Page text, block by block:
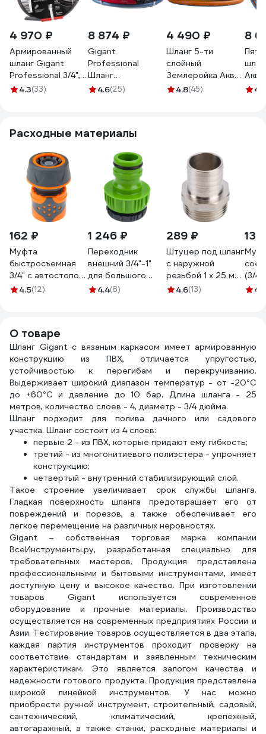
4 970 ₽
Армированный
шланг Gigant
Professional 3/4",
25 м, 4 слоя GRH-
4.3(33)
8 874 ₽
Gigant
Professional
Шланг
армированный
4.6(25)
4 490 ₽
Шланг 5-ти
слойный
Землеройка Аква
3/4", 25 м 34-525
4.8(45)
8
50м
4.6
Расходные материалы
162 ₽
Муфта
быстросъемная
3/4" с автостопом
STARTUL ST6016-
4.5(12)
1 246 ₽
Переходник
внешний 3/4"-1"
для большого
объема воды USP
4.4(8)
289 ₽
Штуцер под шланг
с наружной
резьбой 1 х 25 мм
СТМ CRSM0125
4.6(13)
(3/4''
4.7
О товаре
Шланг Gigant с вязаным каркасом имеет армированную
конструкцию из ПВХ, отличается упругостью,
устойчивостью к перегибам и перекручиванию.
Выдерживает широкий диапазон температур - от -20°С
до +60°С и давление до 10 бар. Длина шланга - 25
метров, количество слоев - 4, диаметр - 3/4 дюйма.
Шланг подходит для полива дачного или садового
участка. Шланг состоит из 4 слоев:
первые 2 - из ПВХ, которые придают ему гибкость;
третий - из многонитиевого полиэстера - упрочняет
конструкцию;
четвертый - внутренний стабилизирующий слой.
Такое строение увеличивает срок службы шланга.
Гладкая поверхность шланга предотвращает его от
повреждений и порезов, а также обеспечивает его
легкое перемещение на различных неровностях.
Gigant – собственная торговая марка компании
ВсеИнструменты.ру, разработанная специально для
требовательных мастеров. Продукция представлена
профессиональными и бытовыми инструментами, имеет
доступную цену и высокое качество. При изготовлении
товаров Gigant используется современное
оборудование и прочные материалы. Производство
осуществляется на современных предприятиях России и
Азии. Тестирование товаров осуществляется в два этапа,
каждая партия инструментов проходит проверку на
соответствие стандартам и заявленным техническим
характеристикам. Это является залогом качества и
надежности готового продукта. Продукция представлена
широкой линейкой инструментов. У нас можно
приобрести ручной инструмент, строительный, садовый,
сантехнический, климатический, крепежный,
автогаражный, а также станки, расходные материалы и